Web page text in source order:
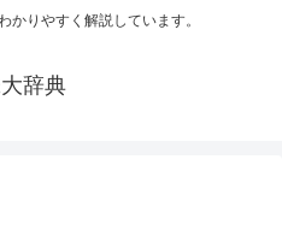
かりやすく解説しています。
辞典